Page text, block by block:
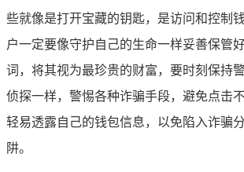
些就像是打开宝藏的钥匙，是访问和控制
户一定要像守护自己的生命一样妥善保管
词，将其视为最珍贵的财富，要时刻保持
侦探一样，警惕各种诈骗手段，避免点击
轻易透露自己的钱包信息，以免陷入诈骗
阱。